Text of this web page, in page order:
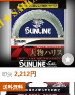
即決 2,212円
送料無料